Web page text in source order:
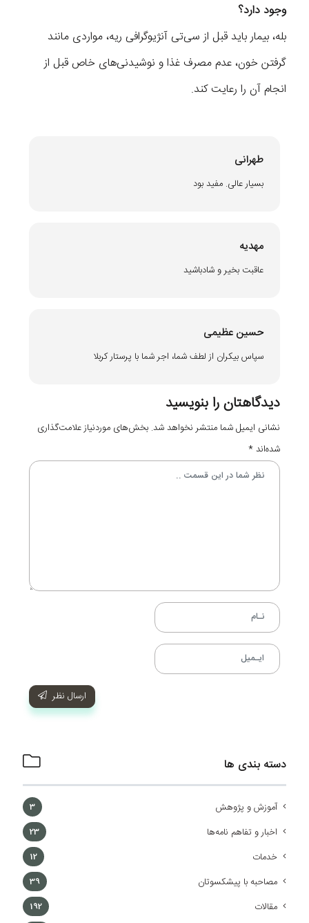
وجود دارد؟
بله، بیمار باید قبل از سی‌تی آنژیوگرافی ریه، مواردی مانند
گرفتن خون، عدم مصرف غذا و نوشیدنی‌های خاص قبل از
انجام آن را رعایت کند.
طهرانی
بسیار عالی. مفید بود
مهدیه
عاقبت بخیر و شادباشید
حسین عظیمی
سپاس بیکران از لطف شما، اجر شما با پرستار کربلا
دیدگاهتان را بنویسید
نشانی ایمیل شما منتشر نخواهد شد. بخش‌های موردنیاز علامت‌گذاری
شده‌اند*
ارسال نظر
دسته بندی ها
آموزش و پژوهش 3
اخبار و تفاهم نامه‌ها 23
خدمات 12
مصاحبه با پیشکسوتان 39
مقالات 192